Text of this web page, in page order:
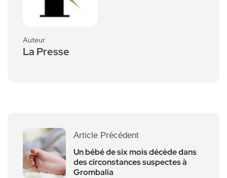
Auteur
La Presse
Article Précédent
Un bébé de six mois décède dans
des circonstances suspectes à
Grombalia